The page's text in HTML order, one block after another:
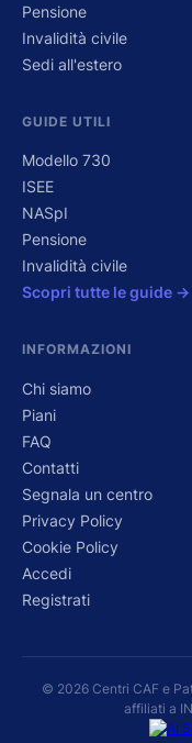
Pensione
Invalidità civile
Sedi all'estero
GUIDE UTILI
Modello 730
ISEE
NASpI
Pensione
Invalidità civile
Scopri tutte le guide →
INFORMAZIONI
Chi siamo
Piani
FAQ
Contatti
Segnala un centro
Privacy Policy
Cookie Policy
Accedi
Registrati
© 2026 Centri CAF e
affiliati a